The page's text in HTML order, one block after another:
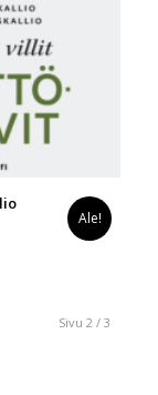
Ale!
Sivu 2 / 3